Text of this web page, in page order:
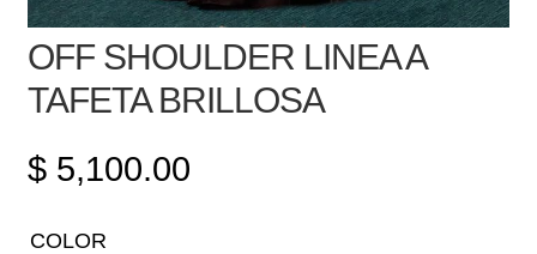
OFF SHOULDER LINEA A
TAFETA BRILLOSA
$5,100.00
COLOR